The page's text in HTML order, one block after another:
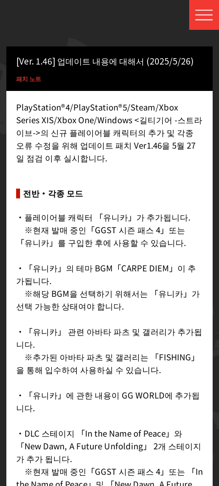
[Ver. 1.46] 업데이트 내용에 대해서 (2025/5/26)
패치 노트
PlayStation®4/PlayStation®5/Steam/Xbox
Series XIS/Xbox One/Windows <길티기어 -스트라
이브->의 신규 플레이어블 캐릭터의 추가 및 각종
오류 수정을 위해 업데이트 패치 Ver1.46을 5월 27
일 점검 이후 실시합니다.
전반・각종 모드
・플레이어블 캐릭터 「유니카」가 추가됩니다.
※현재 발매 중인「GGST 시즌 패스 4」또는
「유니카」를 구입한 후에 사용할 수 있습니다.
・「유니카」의 테마 BGM「CARPE DIEM」이 추
가됩니다.
※해당 BGM을 선택하기 위해서는 「유니카」가
선택 가능한 상태여야 합니다.
・「유니카」 관련 아바타 파츠 및 갤러리가 추가됩
니다.
※추가된 아바타 파츠 및 갤러리는 「FISHING」
을 통해 입수하여 사용하실 수 있습니다.
・「유니카」에 관한 내용이 GG WORLD에 추가됩
니다.
・DLC 스테이지 「In the Name of Peace」와
「New Dawn, A Future Unfolding」 2개 스테이지
가 추가 됩니다.
※현재 발매 중인「GGST 시즌 패스 4」또는 「In